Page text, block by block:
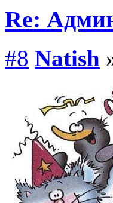
Re:
#8 Natish